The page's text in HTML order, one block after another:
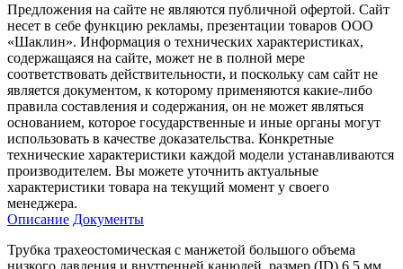
Предложения на сайте не являются публичной офертой. Сайт
несет в себе функцию рекламы, презентации товаров ООО
«Шаклин». Информация о технических характеристиках,
содержащаяся на сайте, может не в полной мере
соответствовать действительности, и поскольку сам сайт не
является документом, к которому применяются какие-либо
правила составления и содержания, он не может являться
основанием, которое государственные и иные органы могут
использовать в качестве доказательства. Конкретные
технические характеристики каждой модели устанавливаются
производителем. Вы можете уточнить актуальные
характеристики товара на текущий момент у своего
менеджера.
Описание Документы
Трубка трахеостомическая с манжетой большого объема
низкого давления и внутренней канюлей, размер (ID) 6,5 мм.